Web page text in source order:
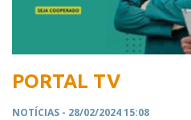
PORTAL TV
NOTÍCIAS - 28/02/2024 15:08